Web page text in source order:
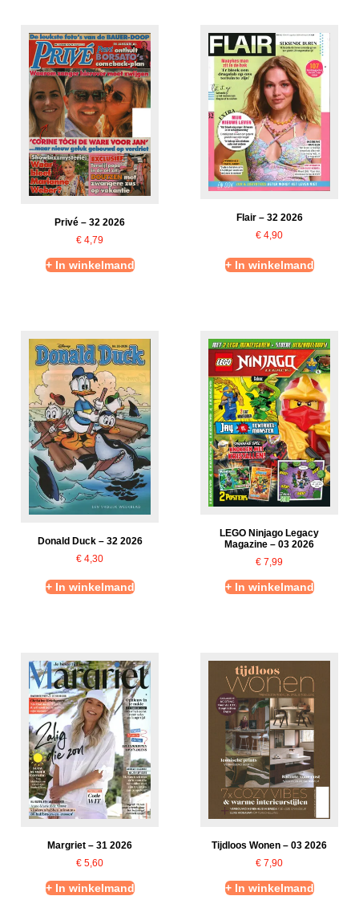
Privé – 32 2026
€ 4,79
+ In winkelmand
Flair – 32 2026
€ 4,90
+ In winkelmand
Donald Duck – 32 2026
€ 4,30
+ In winkelmand
LEGO Ninjago Legacy
Magazine – 03 2026
€ 7,99
+ In winkelmand
Margriet – 31 2026
€ 5,60
+ In winkelmand
Tijdloos Wonen – 03 2026
€ 7,90
+ In winkelmand